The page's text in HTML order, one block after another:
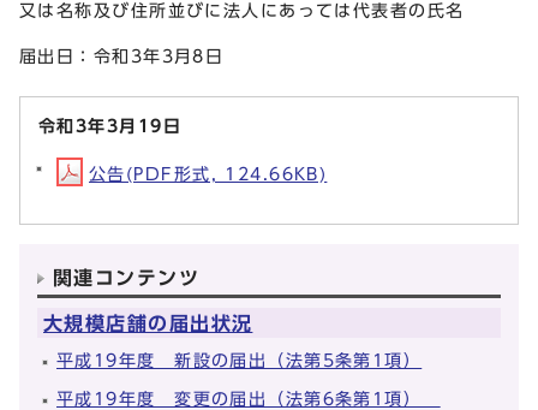
又は名称及び住所並びに法人にあっては代表者の氏名
届出日：令和3年3月8日
令和3年3月19日
公告(PDF形式, 124.66KB)
関連コンテンツ
大規模店舗の届出状況
平成19年度 新設の届出（法第5条第1項）
平成19年度 変更の届出（法第6条第1項）